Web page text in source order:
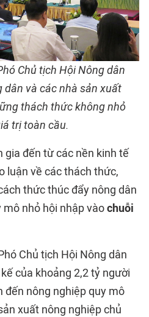
Chủ tịch Hội Nông dân
dân và các nhà sản xuất
thách thức không nhỏ
trị toàn cầu.
gia đến từ các nền kinh tế
luận về các thách thức,
thức thúc đẩy nông dân
nhỏ hội nhập vàochuỗi
Chủ tịch Hội Nông dân
của khoảng 2,2 tỷ người
đến nông nghiệp quy mô
xuất nông nghiệp chủ